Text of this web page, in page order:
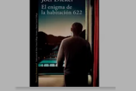
55%
dcto.